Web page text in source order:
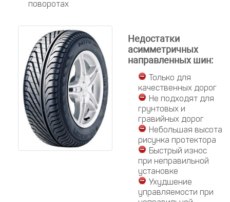
поворотах
Недостатки
асимметричных
направленных шин:
Только для
качественных дорог
Не подходят для
грунтовых и
гравийных дорог
Небольшая высота
рисунка протектора
Быстрый износ
при неправильной
установке
Ухудшение
управляемости при